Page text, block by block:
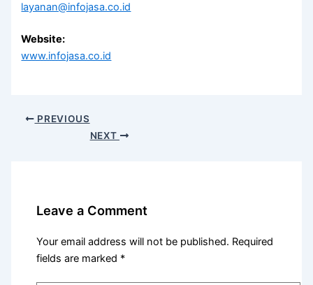
layanan@infojasa.co.id
Website:
www.infojasa.co.id
PREVIOUS
NEXT
Leave a Comment
Your email address will not be published. Required
fields are marked *